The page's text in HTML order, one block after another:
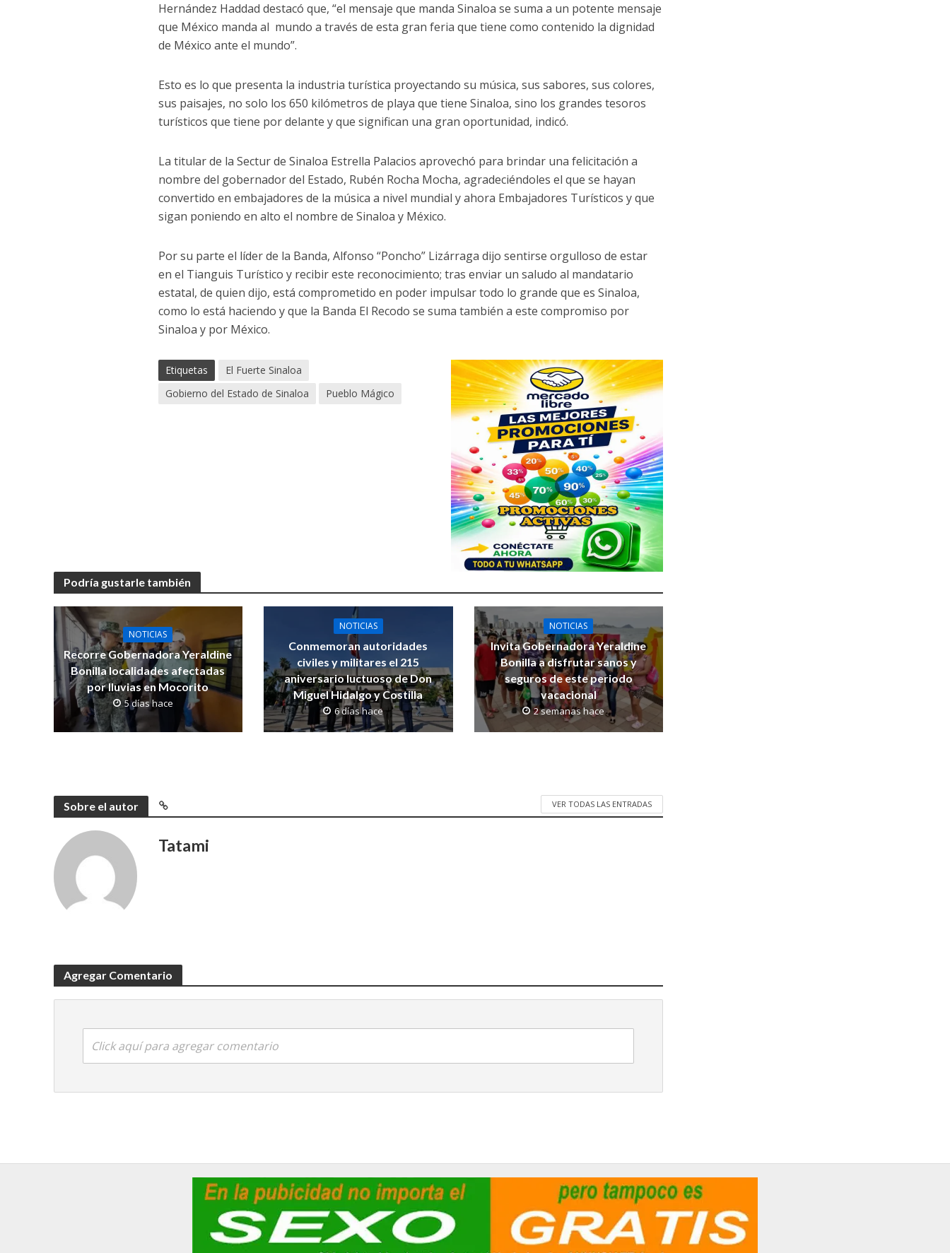
Hernández Haddad destacó que, “el mensaje que manda Sinaloa se suma a un potente mensaje
que México manda al mundo a través de esta gran feria que tiene como contenido la dignidad
de México ante el mundo”.
Esto es lo que presenta la industria turística proyectando su música, sus sabores, sus colores,
sus paisajes, no solo los 650 kilómetros de playa que tiene Sinaloa, sino los grandes tesoros
turísticos que tiene por delante y que significan una gran oportunidad, indicó.
La titular de la Sectur de Sinaloa Estrella Palacios aprovechó para brindar una felicitación a
nombre del gobernador del Estado, Rubén Rocha Mocha, agradeciéndoles el que se hayan
convertido en embajadores de la música a nivel mundial y ahora Embajadores Turísticos y que
sigan poniendo en alto el nombre de Sinaloa y México.
Por su parte el líder de la Banda, Alfonso “Poncho” Lizárraga dijo sentirse orgulloso de estar
en el Tianguis Turístico y recibir este reconocimiento; tras enviar un saludo al mandatario
estatal, de quien dijo, está comprometido en poder impulsar todo lo grande que es Sinaloa,
como lo está haciendo y que la Banda El Recodo se suma también a este compromiso por
Sinaloa y por México.
Etiquetas
El Fuerte Sinaloa
Gobierno del Estado de Sinaloa
Pueblo Mágico
Podría gustarle también
NOTICIAS
Recorre Gobernadora Yeraldine
Bonilla localidades afectadas
por lluvias en Mocorito
5 días hace
NOTICIAS
Conmemoran autoridades
civiles y militares el 215
aniversario luctuoso de Don
Miguel Hidalgo y Costilla
6 días hace
NOTICIAS
Invita Gobernadora Yeraldine
Bonilla a disfrutar sanos y
seguros de este periodo
vacacional
2 semanas hace
Sobre el autor VER TODAS LAS ENTRADAS
Tatami
Agregar Comentario
Click aquí para agregar comentario